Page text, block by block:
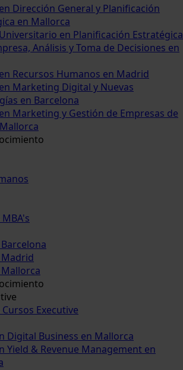
Dirección General y Planificación
en Mallorca
en Planificación Estratégica
Análisis y Toma de Decisiones en
Recursos Humanos en Madrid
Marketing Digital y Nuevas
en Barcelona
Marketing y Gestión de Empresas de
Madrid
Executive
Digital Business en Mallorca
Yield & Revenue Management en